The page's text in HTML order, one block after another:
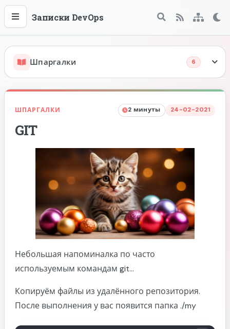
МенюЗаписки DevOps ПоискRSS Sitemap
Шпаргалки 6
GIT
Docker Compose
Docker Swarm
Kubernetes
ШПАРГАЛКИ 2 минуты 24-02-2021
GIT
Небольшая напоминалка по часто
используемым командам git...
Копируём файлы из удалённого репозитория.
После выполнения у вас появится папка ./my